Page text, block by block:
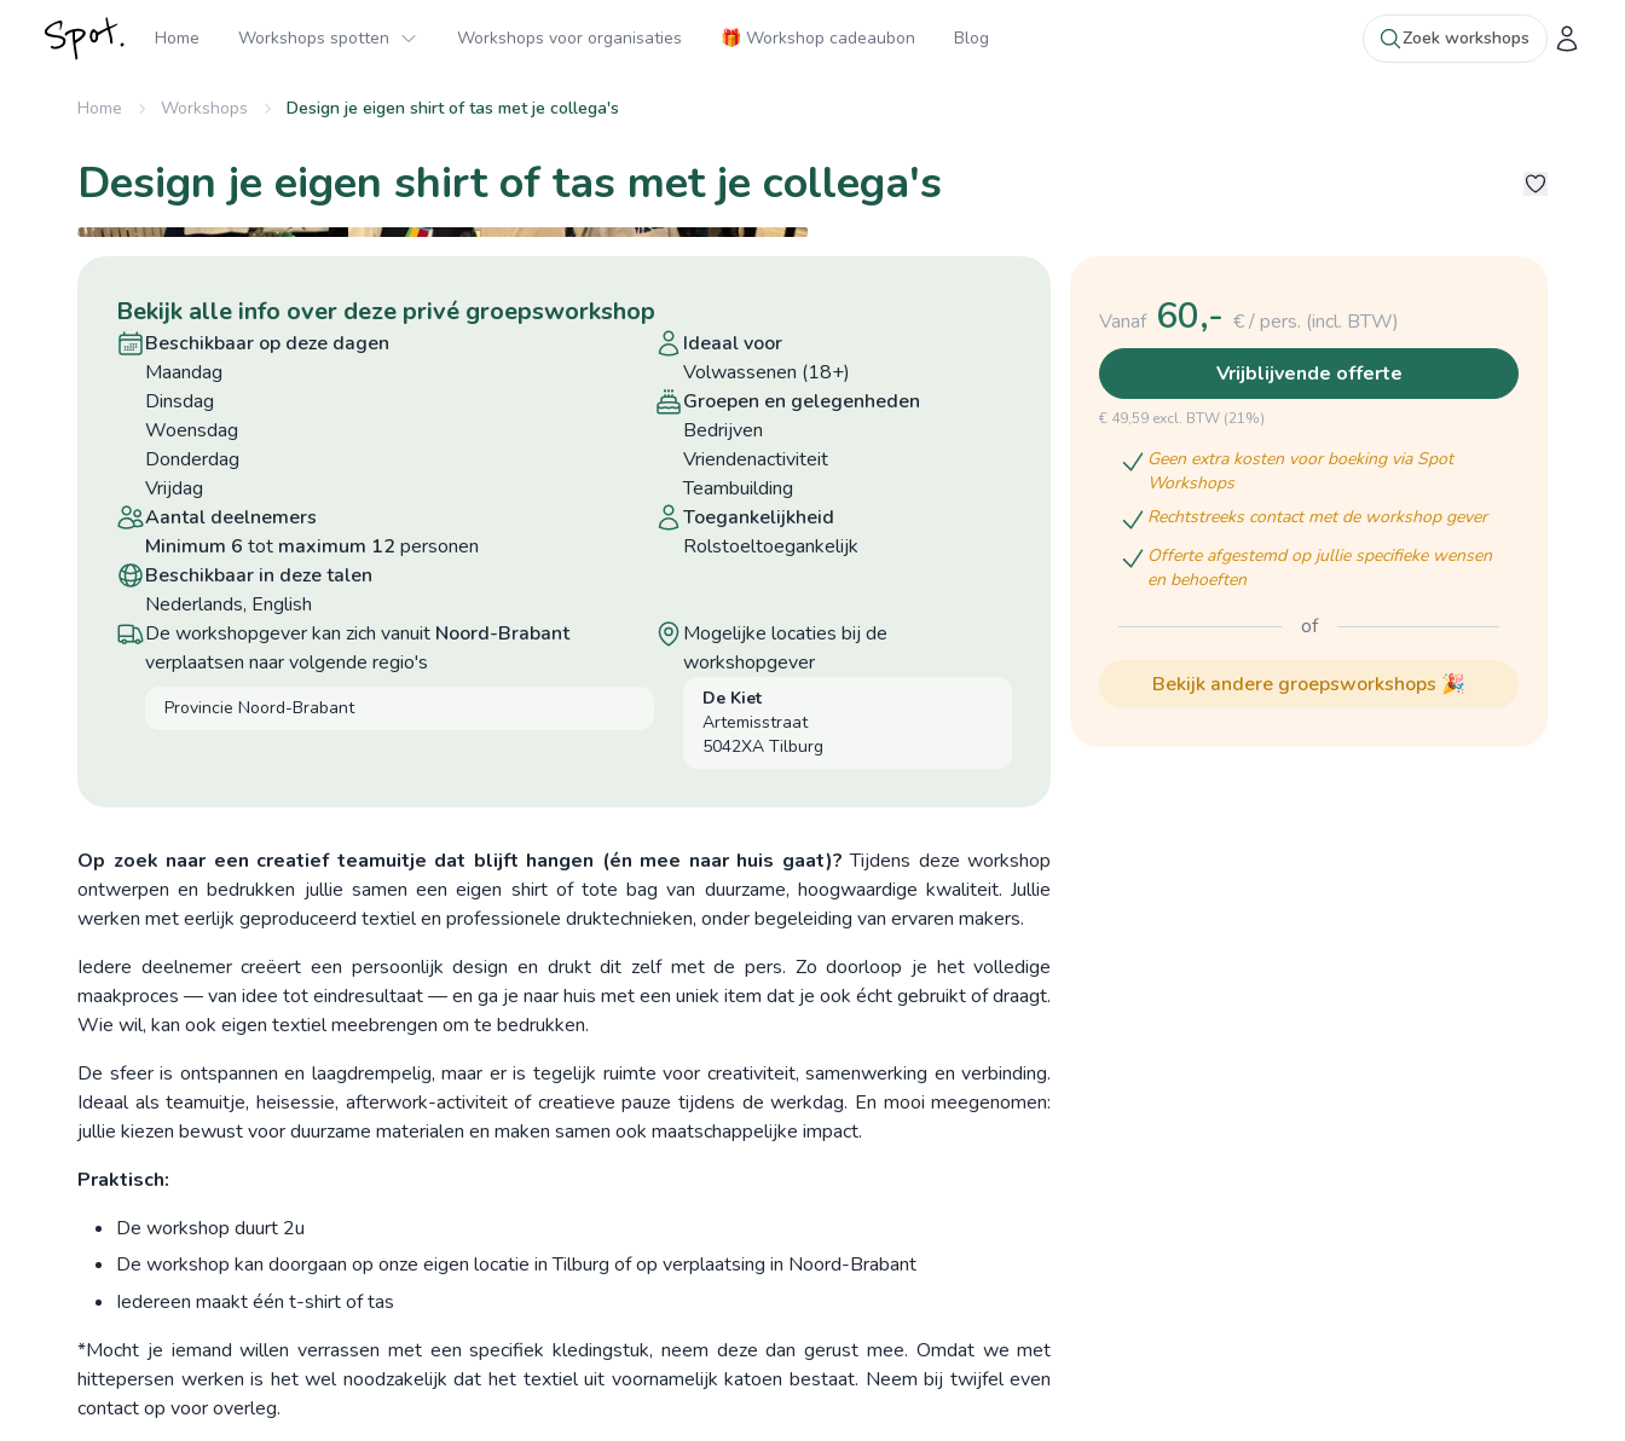
Home Workshops spotten Workshops voor organisaties 🎁 Workshop cadeaubon Blog Zoek workshops
Home Workshops Design je eigen shirt of tas met je collega's
Design je eigen shirt of tas met je collega's
bekijk alle info over deze privé groepsworkshop
beschikbaar op deze dagen
maandag
dinsdag
woensdag
donderdag
vrijdag
aantal deelnemers
minimum 6 tot maximum 12 personen
beschikbaar in deze talen
Nederlands, English
ideaal voor
Volwassenen (18+)
groepen en gelegenheden
Bedrijven
Vriendenactiviteit
Teambuilding
toegankelijkheid
Rolstoeltoegankelijk
De workshopgever kan zich vanuit Noord-Brabant
verplaatsen naar volgende regio's
Provincie Noord-Brabant
mogelijke locaties bij de
workshopgever
De Kiet
Artemisstraat
5042XA Tilburg
Op zoek naar een creatief teamuitje dat blijft hangen (én mee naar huis gaat)? Tijdens deze workshop
ontwerpen en bedrukken jullie samen een eigen shirt of tote bag van duurzame, hoogwaardige kwaliteit. Jullie
werken met eerlijk geproduceerd textiel en professionele druktechnieken, onder begeleiding van ervaren makers.
Iedere deelnemer creëert een persoonlijk design en drukt dit zelf met de pers. Zo doorloop je het volledige
maakproces — van idee tot eindresultaat — en ga je naar huis met een uniek item dat je ook écht gebruikt of draagt.
Wie wil, kan ook eigen textiel meebrengen om te bedrukken.
De sfeer is ontspannen en laagdrempelig, maar er is tegelijk ruimte voor creativiteit, samenwerking en verbinding.
Ideaal als teamuitje, heisessie, afterwork-activiteit of creatieve pauze tijdens de werkdag. En mooi meegenomen:
jullie kiezen bewust voor duurzame materialen en maken samen ook maatschappelijke impact.
Praktisch:
De workshop duurt 2u
De workshop kan doorgaan op onze eigen locatie in Tilburg of op verplaatsing in Noord-Brabant
Iedereen maakt één t-shirt of tas
*Mocht je iemand willen verrassen met een specifiek kledingstuk, neem deze dan gerust mee. Omdat we met
hittepersen werken is het wel noodzakelijk dat het textiel uit voornamelijk katoen bestaat. Neem bij twijfel even
contact op voor overleg.
Vanaf 60,- € / pers. (incl. BTW)
vrijblijvende offerte
€ 49,59 excl. BTW (21%)
geen extra kosten voor boeking via Spot
Workshops
rechtstreeks contact met de workshop gever
offerte afgestemd op jullie specifieke wensen
en behoeften
of
bekijk andere groepsworkshops 🎉